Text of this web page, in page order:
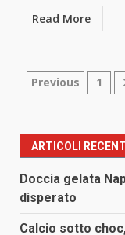
Read More
articoli
Previous 1
ARTICOLI RECENTI
Doccia gelata
disperato
Calcio sotto